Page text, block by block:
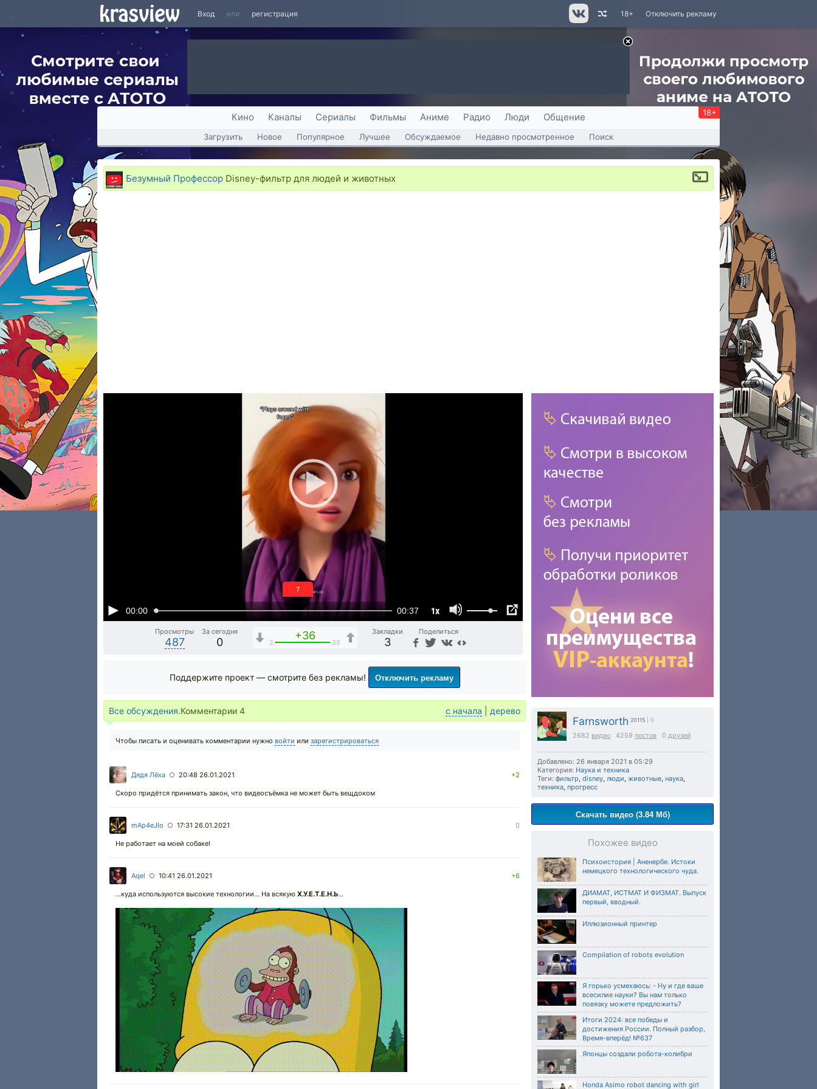
Вход или регистрация Отключить рекламу
18+
Кино Каналы Сериалы Фильмы Аниме Радио Люди Общение 18+
Загрузить Новое Популярное Лучшее Обсуждаемое Недавно просмотренное Поиск
Безумный Профессор Disney-фильтр для людей и животных
00:00 00:37 1x
6
Просмотры
487
За сегодня
0
+36
2 38
Закладки
3
Поделиться
Farnsworth 20115 | 0
2682 видео 4259 постов 0 друзей
Добавлено: 26 января 2021 в 05:29
Категория: Наука и техника
Теги: фильтр, disney, люди, животные, наука,
техника, прогресс
Скачать видео (3.84 Мб)
Похожее видео
Психоистория | Аненербе. Истоки
немецкого технологического чуда.
ДИАМАТ, ИСТМАТ И ФИЗМАТ. Выпуск
первый, вводный.
Иллюзионный принтер
Compilation of robots evolution
Я горько усмехаюсь: - Ну и где ваше
всесилие науки? Вы нам только
повязку можете предложить?
Итоги 2024: все победы и
достижения России. Полный разбор,
Время-вперёд! №637
Японцы создали робота-колибри
Honda Asimo robot dancing with girl
Поддержите проект — смотрите без рекламы! Отключить рекламу
Все обсуждения.Комментарии 4 с начала дерево
Чтобы писать и оценивать комментарии нужно войти или зарегистрироваться
Дядя Лёха ○ 20:48 26.01.2021 +2
Скоро придётся принимать закон, что видеосъёмка не может быть вещдоком
mAp4eJIo ○ 17:31 26.01.2021 0
Не работает на моей собаке!
Aqel ○ 10:41 26.01.2021 +6
...куда используются высокие технологии... На всякую Х.У.Е.Т.Е.Н.Ь...